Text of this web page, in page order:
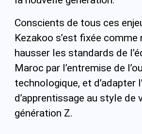
Conscients de tous ces
Kezakoo s’est fixée comme
hausser les standards de
Maroc par l’entremise de
technologique, et d’adapter
d’apprentissage au style de
génération Z.